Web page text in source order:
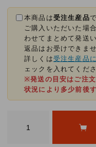
本商品は受注生産品
ご購入いただいた場
わせてまとめて発送
返品はお受けできませ
詳しくは受注生産品
ェックを入れてくださ
※発送の目安はご注
状況により多少前後